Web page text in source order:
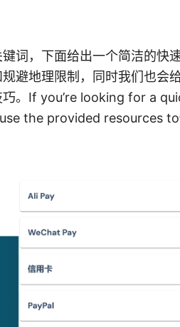
词，下面给出一个简洁的快
避地理限制，同时我们也会
巧。If you’re looking for a
the provided resources to